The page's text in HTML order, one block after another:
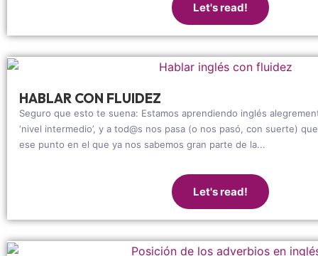
Let's read!
HABLAR CON FLUIDEZ
Seguro que esto te suena: Estamos aprendiendo inglés
‘nivel intermedio’, y a tod@s nos pasa (o nos pasó, con suerte)
ese punto en el que ya nos sabemos gran parte de la...
Let's read!